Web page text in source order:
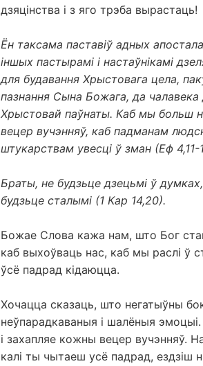
дзяцінства і з яго трэба вырастаць!
Ён таксама паставіў адных
іншых пастырамі і настаўнікамі
для будавання Хрыстовага цела,
пазнання Сына Божага, да
Хрыстовай паўнаты. Каб мы больш
вецер вучэнняў, каб падманам
штукарствам увесці ў зман (Еф 4,11-
Браты, не будзьце дзецьмі ў
будзьце сталымі (1 Кар 14,20).
Божае Слова кажа нам, што Бог
каб выхоўваць нас, каб мы раслі ў
ўсё падрад кідаюцца.
Хочацца сказаць, што негатыўны
неўпарадкаваныя і шалёныя
і захапляе кожны вецер вучэнняў.
калі ты чытаеш усё падрад, ездзіш